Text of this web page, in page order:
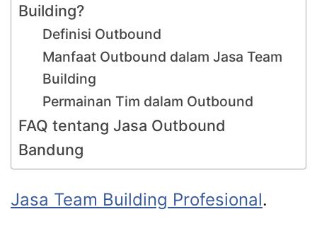
Building?
Definisi Outbound
Manfaat Outbound dalam Jasa Team
Building
Permainan Tim dalam Outbound
FAQ tentang Jasa Outbound
Bandung
Jasa Team Building Profesional.